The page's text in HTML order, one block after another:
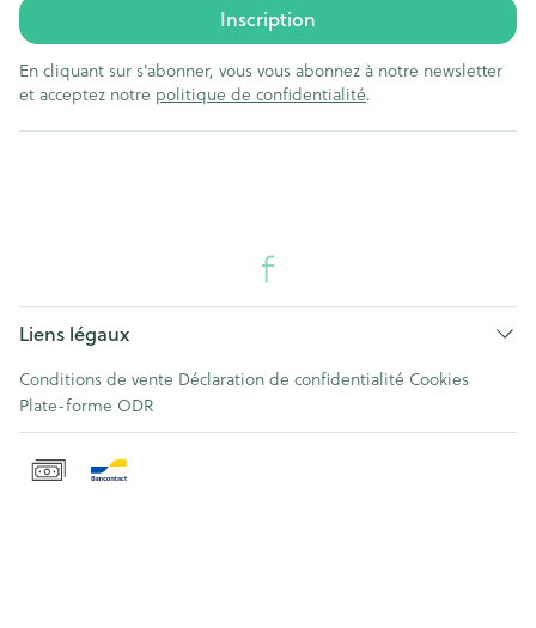
Inscription
En cliquant sur s'abonner, vous vous abonnez à notre newsletter
et acceptez notre politique de confidentialité.
Liens légaux
Conditions de vente Déclaration de confidentialité Cookies
Plate-forme ODR